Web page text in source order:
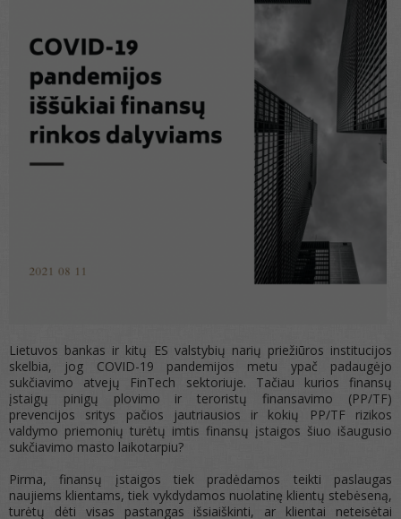
Lietuvos bankas ir kitų ES valstybių narių priežiūros institucijos
skelbia, jog COVID-19 pandemijos metu ypač padaugėjo
sukčiavimo atvejų FinTech sektoriuje. Tačiau kurios finansų
įstaigų pinigų plovimo ir teroristų finansavimo (PP/TF)
prevencijos sritys pačios jautriausios ir kokių PP/TF rizikos
valdymo priemonių turėtų imtis finansų įstaigos šiuo išaugusio
sukčiavimo masto laikotarpiu?
Pirma, finansų įstaigos tiek pradėdamos teikti paslaugas
naujiems klientams, tiek vykdydamos nuolatinę klientų stebėseną,
turėtų dėti visas pastangas išsiaiškinti, ar klientai neteisėtai